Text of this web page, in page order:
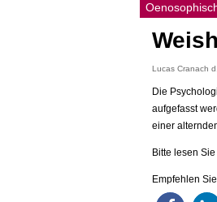
Lucas Cranach
Die
aufgefasst
einer
Bitte lesen
Empfehlen